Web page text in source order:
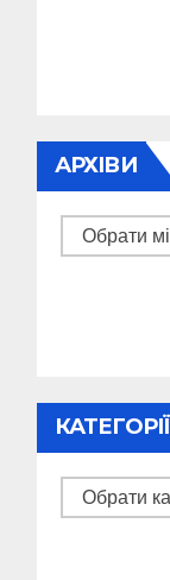
АРХІВИ
Архіви
КАТЕГОРІЇ
Категорії